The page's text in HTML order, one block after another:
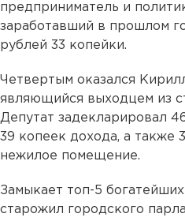
предприниматель и
заработавший в прошлом
рублей 33 копейки.
Четвертым оказался
являющийся выходцем из
Депутат задекларировал
39 копеек дохода, а также 3
нежилое помещение.
Замыкает топ-5
старожил городского